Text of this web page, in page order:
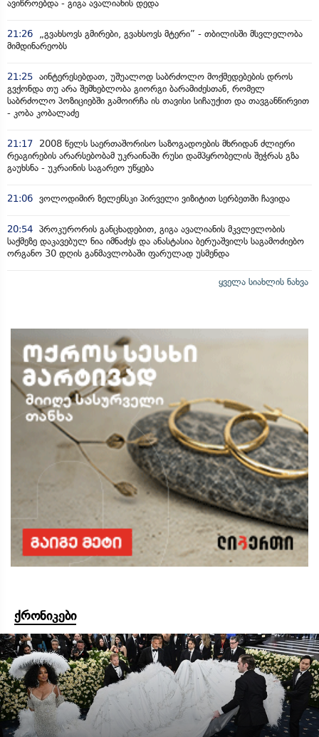
ავიწროებდა - გიგა ავალიანის დედა
21:26
„გვახსოვს გმირები, გვახსოვს მტერი” - თბილისში მსვლელობა
მიმდინარეობს
21:25 აინტერესებდათ, უშუალოდ საბრძოლო მოქმედებების დროს
გვქონდა თუ არა შემხებლობა გიორგი ბარამიძესთან, რომელ
საბრძოლო პოზიციებში გამოირჩა ის თავისი სიჩაუქით და თავგანწირვით
- კობა კობალაძე
21:17
2008 წელს საერთაშორისო საზოგადოების მხრიდან ძლიერი
რეაგირების არარსებობამ უკრაინაში რუსი დამპყრობელის შეჭრას გზა
გაუხსნა - უკრაინის საგარეო უწყება
21:06 ვოლოდიმირ ზელენსკი პირველი ვიზიტით სერბეთში ჩავიდა
20:54 პროკურორის განცხადებით, გიგა ავალიანის მკვლელობის
საქმეზე დაკავებულ ნია იმნაძეს და ანასტასია ბერუაშვილს საგამოძიებო
ორგანო 30 დღის განმავლობაში ფარულად უსმენდა
ყველა სიახლის ნახვა
ქრონიკები